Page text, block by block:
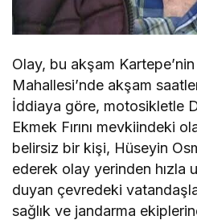
Olay, bu akşam
Mahallesi’nde akşam
İddiaya göre, motosikletle
Ekmek Fırını mevkiindeki
belirsiz bir kişi, Hüseyin
ederek olay yerinden hızla
duyan çevredeki
sağlık ve jandarma